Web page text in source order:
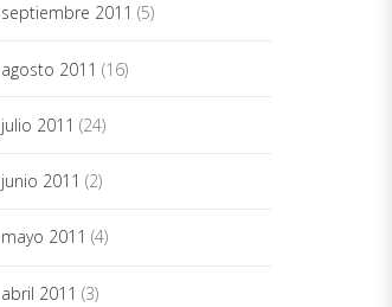
septiembre 2011 (5)
agosto 2011 (16)
julio 2011 (24)
junio 2011 (2)
mayo 2011 (4)
abril 2011 (3)